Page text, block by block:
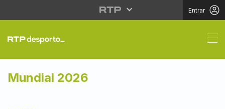
Entrar
Curiosidades dos
Mundial 2026